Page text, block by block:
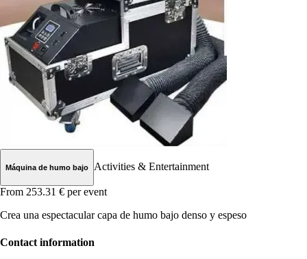
Máquina de humo bajo Activities & Entertainment
From 253.31 € per event
Crea una espectacular capa de humo bajo denso y espeso
Contact information